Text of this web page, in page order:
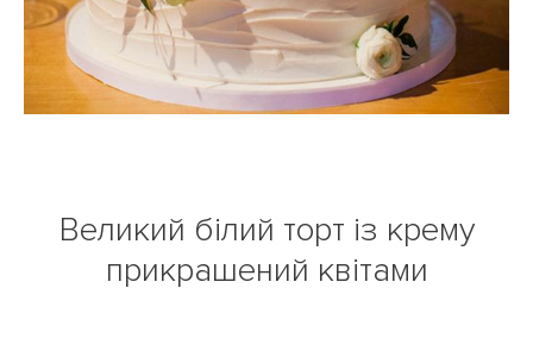
Великий білий торт із крему
прикрашений квітами